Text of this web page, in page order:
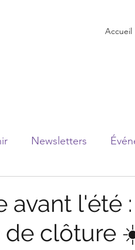
Accueil
Newsletters
avant l'été
de clôture